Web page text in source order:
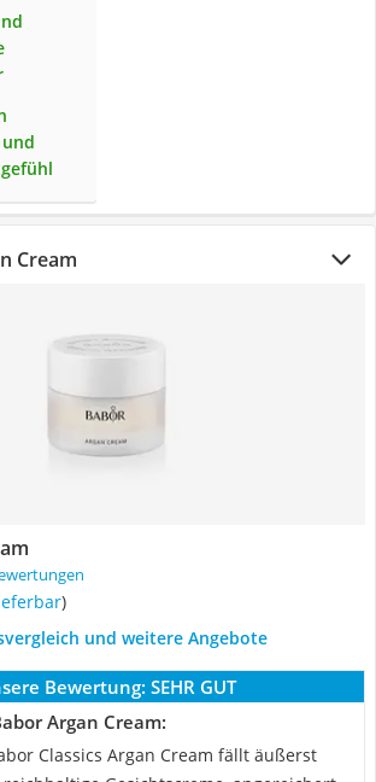
Cream
)
und weitere Angebote
Bewertung: SEHR GUT
Argan Cream:
Classics Argan Cream fällt äußerst